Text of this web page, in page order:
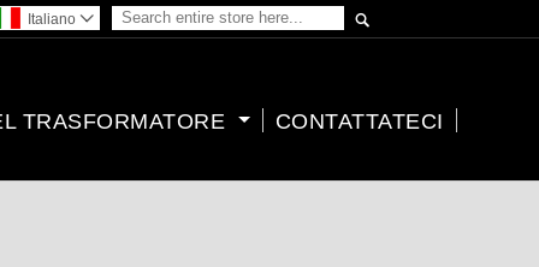

Italiano 
TRASFORMATORE CONTATTATECI